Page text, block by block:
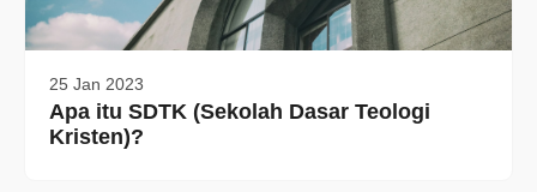
25 Jan 2023
Apa itu SDTK (Sekolah Dasar Teologi
Kristen)?